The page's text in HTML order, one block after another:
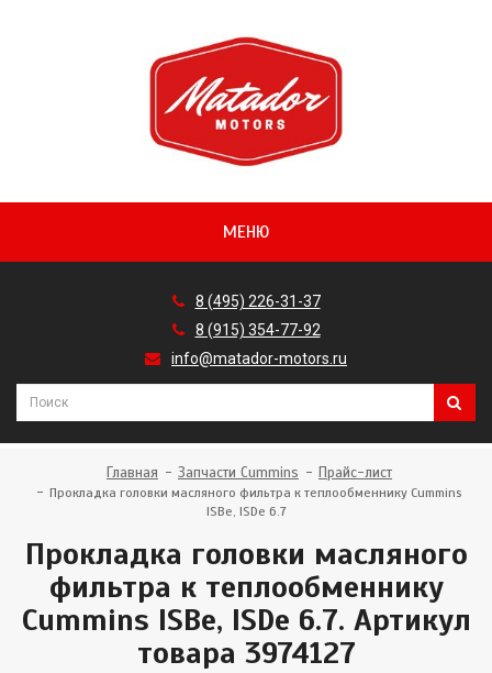
МЕНЮ
8 (495) 226-31-37
8 (915) 354-77-92
info@matador-motors.ru
Главная Запчасти Cummins Прайс-лист
Прокладка головки масляного фильтра к теплообменнику Cummins
ISBe, ISDe 6.7
Прокладка головки масляного
фильтра к теплообменнику
Cummins ISBe, ISDe 6.7. Артикул
товара 3974127